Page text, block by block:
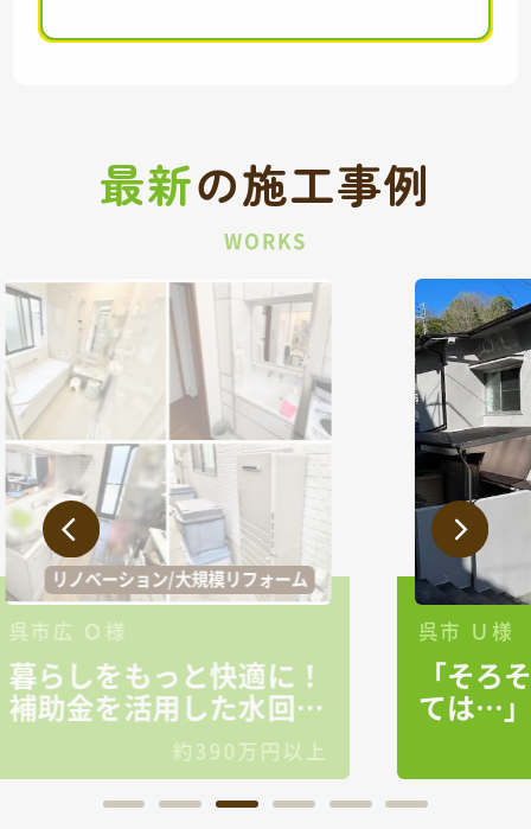
最新の施工事例
WORKS
外壁/屋根
呉市 Ｕ様
「そろそろ塗装をしなく
ては…」そんな想いから
始まった屋根・外壁塗装
工事✨ 約140万円